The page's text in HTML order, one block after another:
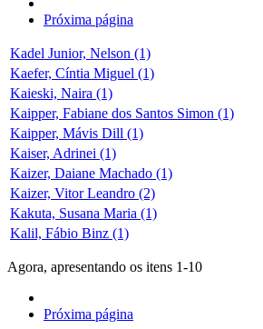
Próxima página
Kadel Junior, Nelson (1)
Kaefer, Cíntia Miguel (1)
Kaieski, Naira (1)
Kaipper, Fabiane dos Santos Simon (1)
Kaipper, Mávis Dill (1)
Kaiser, Adrinei (1)
Kaizer, Daiane Machado (1)
Kaizer, Vitor Leandro (2)
Kakuta, Susana Maria (1)
Kalil, Fábio Binz (1)
Agora, apresentando os itens 1-10
Próxima página